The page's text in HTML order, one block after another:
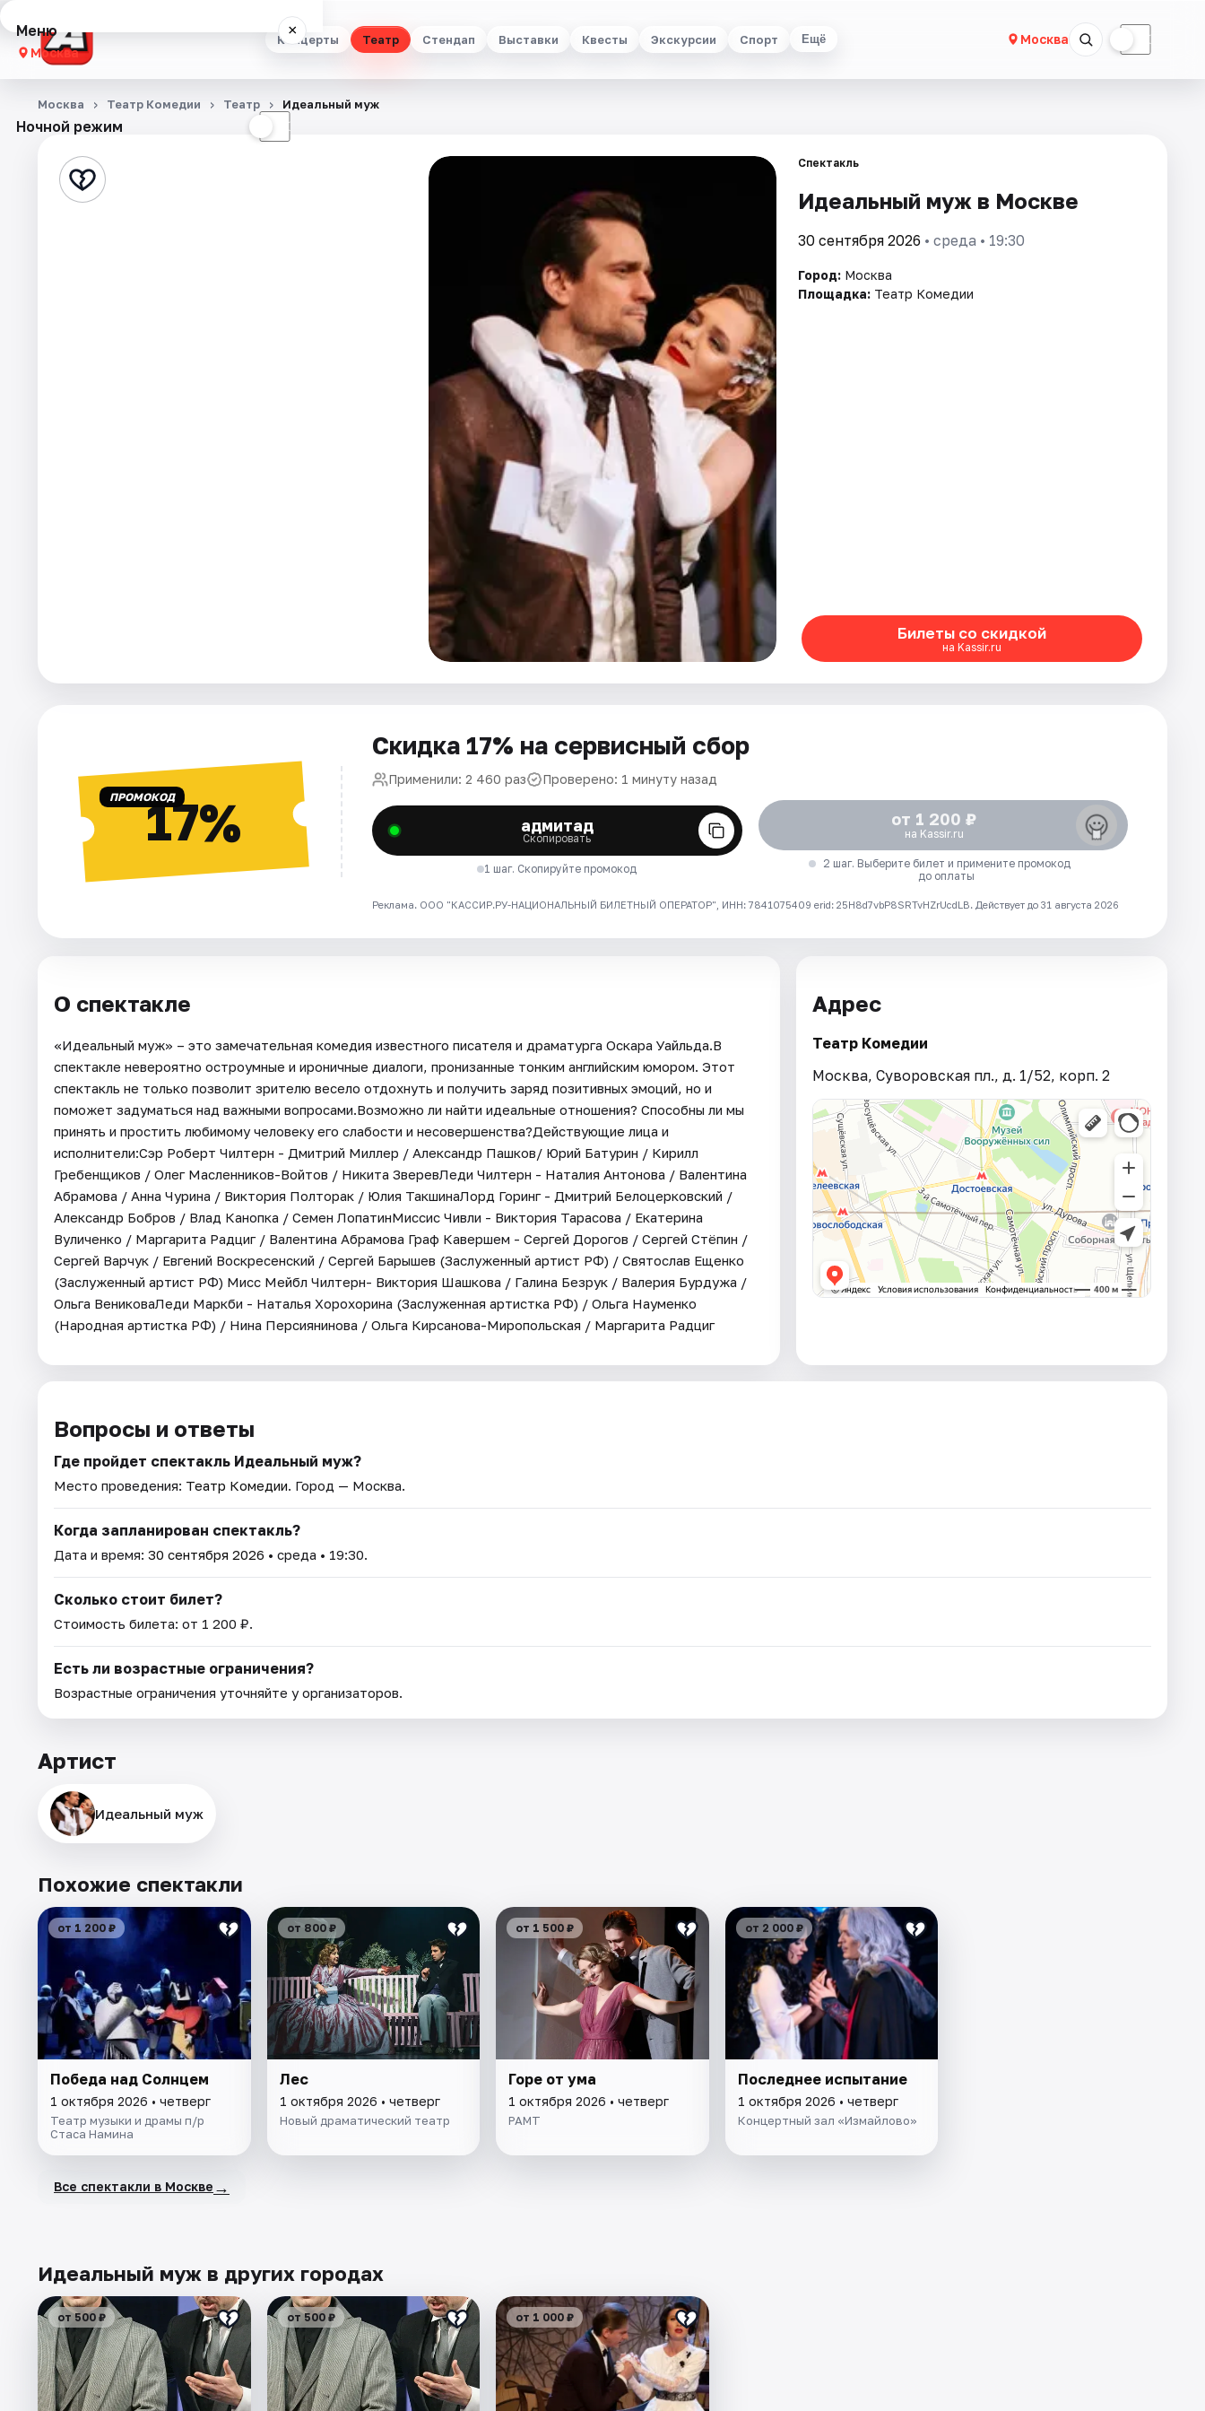
Концерты Театр Стендап Выставки Квесты Экскурсии Спорт Ещё Москва ☾
Меню ×
Москва
Концерты
Стендап
Ночной режим ☾
Москва Театр Комедии Театр Идеальный муж
Спектакль
Идеальный муж в Москве
30 сентября 2026 • среда • 19:30
Город: Москва
Площадка: Театр Комедии
Билеты со скидкой
на Kassir.ru
ПРОМОКОД17%
Скидка 17% на сервисный сбор
Применили: 2 460 раз Проверено: 1 минуту назад
адмитад
Скопировать
1 шаг. Скопируйте промокод
от 1 200 ₽
на Kassir.ru
2 шаг. Выберите билет и примените промокод
до оплаты
Реклама. ООО "КАССИР.РУ-НАЦИОНАЛЬНЫЙ БИЛЕТНЫЙ ОПЕРАТОР", ИНН: 7841075409 erid: 25H8d7vbP8SRTvHZrUcdLB. Действует до 31 августа 2026
О спектакле
«Идеальный муж» – это замечательная комедия известного писателя и драматурга Оскара Уайльда.В
спектакле невероятно остроумные и ироничные диалоги, пронизанные тонким английским юмором. Этот
спектакль не только позволит зрителю весело отдохнуть и получить заряд позитивных эмоций, но и
поможет задуматься над важными вопросами.Возможно ли найти идеальные отношения? Способны ли мы
принять и простить любимому человеку его слабости и несовершенства?Действующие лица и
исполнители:Сэр Роберт Чилтерн - Дмитрий Миллер / Александр Пашков/ Юрий Батурин / Кирилл
Гребенщиков / Олег Масленников-Войтов / Никита ЗверевЛеди Чилтерн - Наталия Антонова / Валентина
Абрамова / Анна Чурина / Виктория Полторак / Юлия ТакшинаЛорд Горинг - Дмитрий Белоцерковский /
Александр Бобров / Влад Канопка / Семен ЛопатинМиссис Чивли - Виктория Тарасова / Екатерина
Вуличенко / Маргарита Радциг / Валентина Абрамова Граф Кавершем - Сергей Дорогов / Сергей Стёпин /
Сергей Варчук / Евгений Воскресенский / Сергей Барышев (Заслуженный артист РФ) / Святослав Ещенко
(Заслуженный артист РФ) Мисс Мейбл Чилтерн- Виктория Шашкова / Галина Безрук / Валерия Бурдужа /
Ольга ВениковаЛеди Маркби - Наталья Хорохорина (Заслуженная артистка РФ) / Ольга Науменко
(Народная артистка РФ) / Нина Персиянинова / Ольга Кирсанова-Миропольская / Маргарита Радциг
Адрес
Театр Комедии
Москва, Суворовская пл., д. 1/52, корп. 2
Вопросы и ответы
Где пройдет спектакль Идеальный муж?
Место проведения: Театр Комедии. Город — Москва.
Когда запланирован спектакль?
Дата и время: 30 сентября 2026 • среда • 19:30.
Сколько стоит билет?
Стоимость билета: от 1 200 ₽.
Есть ли возрастные ограничения?
Возрастные ограничения уточняйте у организаторов.
Артист
Идеальный муж
Похожие спектакли
от 1 200 ₽
Победа над Солнцем
1 октября 2026 • четверг
Театр музыки и драмы п/р
Стаса Намина
от 800 ₽
Лес
1 октября 2026 • четверг
Новый драматический театр
от 1 500 ₽
Горе от ума
1 октября 2026 • четверг
РАМТ
от 2 000 ₽
Последнее испытание
1 октября 2026 • четверг
Концертный зал «Измайлово»
Все спектакли в Москве →
Идеальный муж в других городах
от 500 ₽ от 500 ₽ от 1 000 ₽